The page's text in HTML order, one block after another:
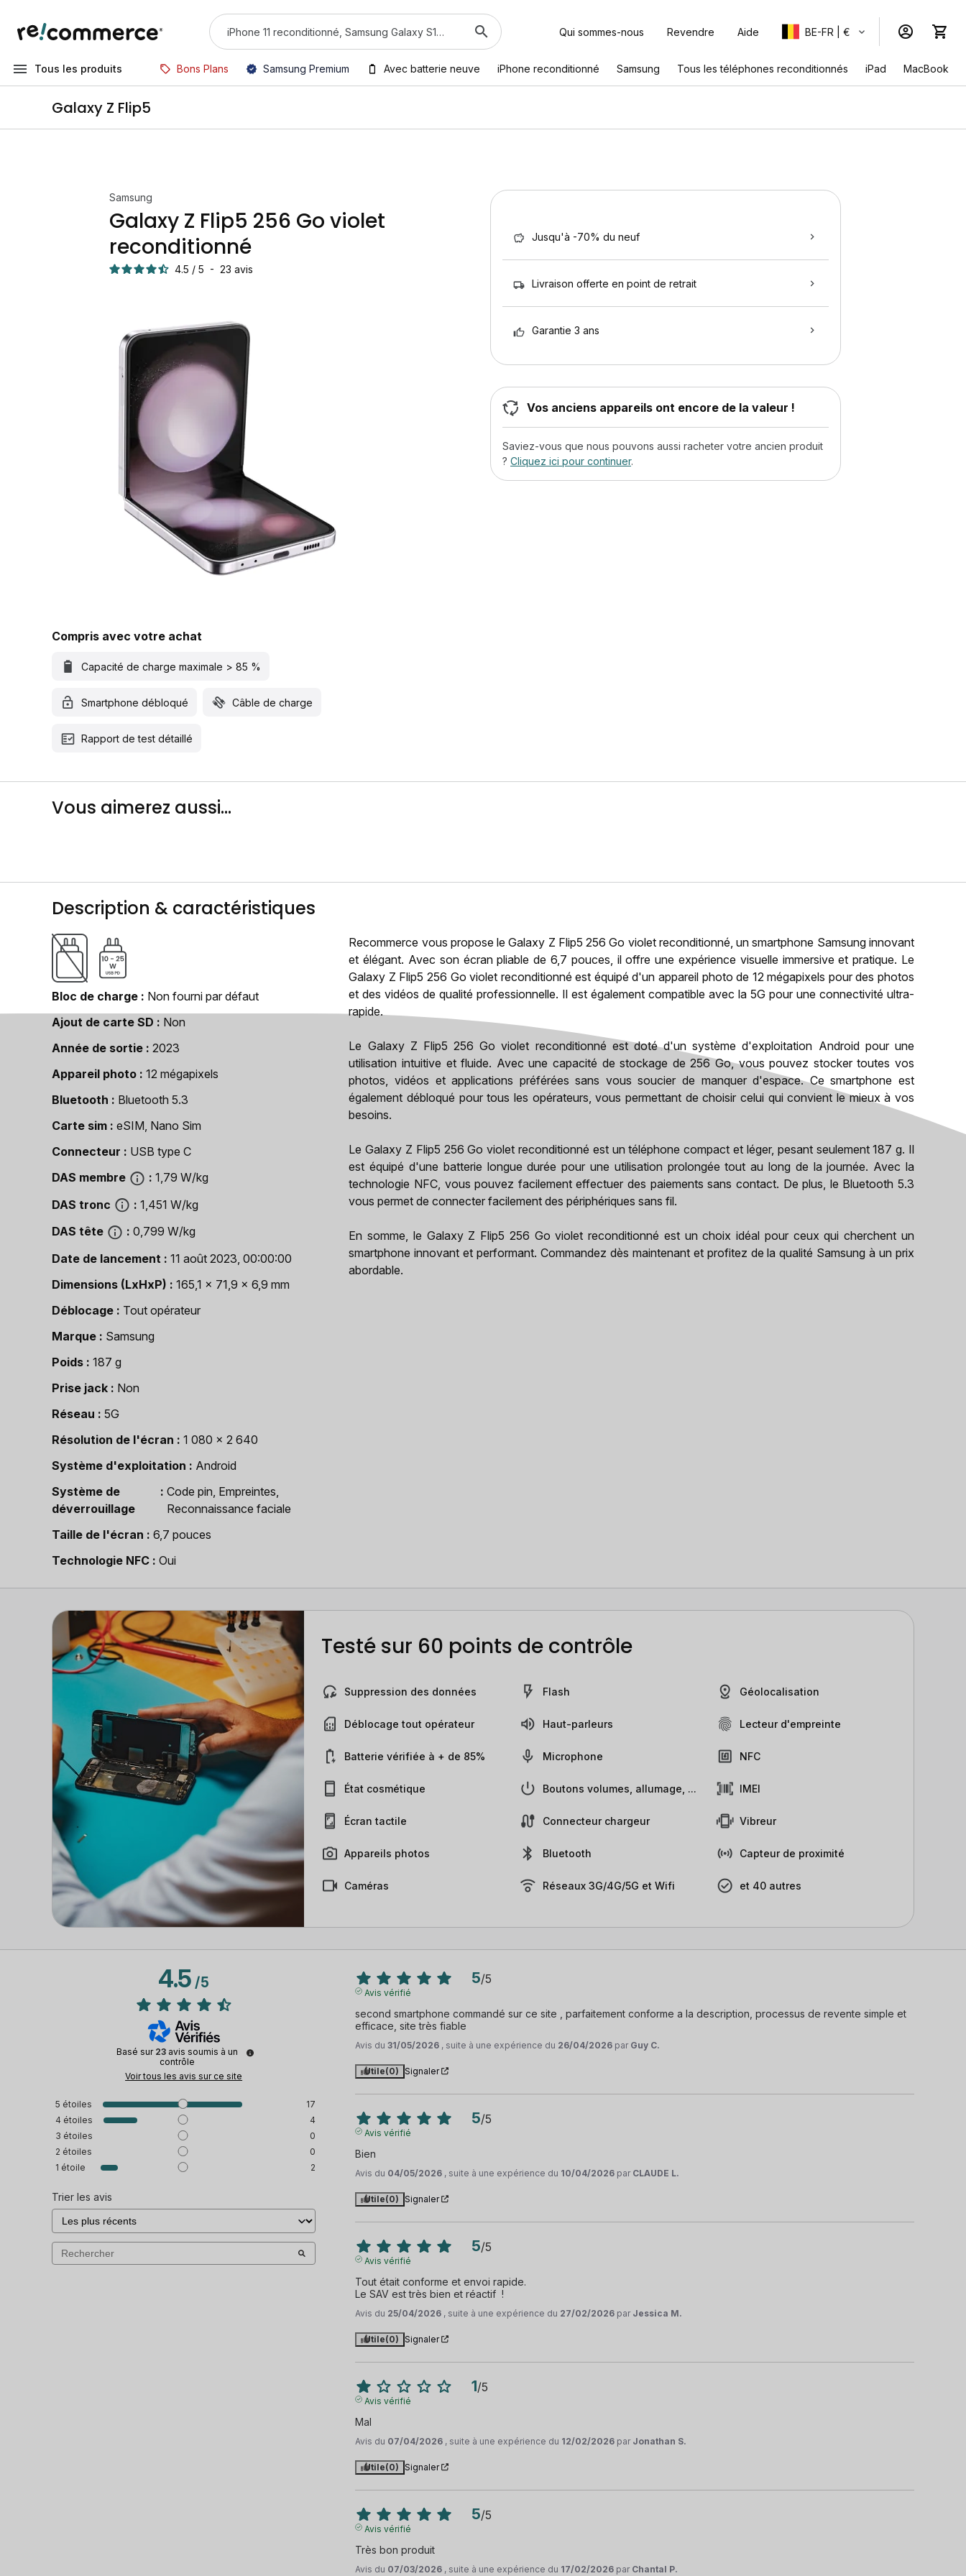
Qui sommes-nous Revendre Aide BE-FR | €
Tous les produits Bons Plans Samsung Premium Avec batterie neuve iPhone reconditionné Samsung Tous les téléphones reconditionnés iPad MacBook
Galaxy Z Flip5
Samsung
Galaxy Z Flip5 256 Go violet
reconditionné
4.5 / 5 - 23 avis
Compris avec votre achat
Capacité de charge maximale > 85 %
Smartphone débloqué Câble de charge
Rapport de test détaillé
Jusqu'à -70% du neuf
Livraison offerte en point de retrait
Garantie 3 ans
Vos anciens appareils ont encore de la valeur !
Saviez-vous que nous pouvons aussi racheter votre ancien produit
? Cliquez ici pour continuer.
Vous aimerez aussi...
Description & caractéristiques
Bloc de charge
Non fourni par défaut
Ajout de carte SD
Non
Année de sortie
2023
Appareil photo
12 mégapixels
Bluetooth
Bluetooth 5.3
Carte sim
eSIM, Nano Sim
Connecteur
USB type C
DAS membre
1,79 W/kg
DAS tronc
1,451 W/kg
DAS tête
0,799 W/kg
Date de lancement
11 août 2023, 00:00:00
Dimensions (LxHxP)
165,1 x 71,9 x 6,9 mm
Déblocage
Tout opérateur
Marque
Samsung
Poids
187 g
Prise jack
Non
Réseau
5G
Résolution de l'écran
1 080 x 2 640
Système d'exploitation
Android
Système de
déverrouillage
Code pin, Empreintes,
Reconnaissance faciale
Taille de l'écran
6,7 pouces
Technologie NFC
Oui
Recommerce vous propose le Galaxy Z Flip5 256 Go violet reconditionné, un smartphone Samsung innovant
et élégant. Avec son écran pliable de 6,7 pouces, il offre une expérience visuelle immersive et pratique. Le
Galaxy Z Flip5 256 Go violet reconditionné est équipé d'un appareil photo de 12 mégapixels pour des photos
et des vidéos de qualité professionnelle. Il est également compatible avec la 5G pour une connectivité ultra-
rapide.
Le Galaxy Z Flip5 256 Go violet reconditionné est doté d'un système d'exploitation Android pour une
utilisation intuitive et fluide. Avec une capacité de stockage de 256 Go, vous pouvez stocker toutes vos
photos, vidéos et applications préférées sans vous soucier de manquer d'espace. Ce smartphone est
également débloqué pour tous les opérateurs, vous permettant de choisir celui qui convient le mieux à vos
besoins.
Le Galaxy Z Flip5 256 Go violet reconditionné est un téléphone compact et léger, pesant seulement 187 g. Il
est équipé d'une batterie longue durée pour une utilisation prolongée tout au long de la journée. Avec la
technologie NFC, vous pouvez facilement effectuer des paiements sans contact. De plus, le Bluetooth 5.3
vous permet de connecter facilement des périphériques sans fil.
En somme, le Galaxy Z Flip5 256 Go violet reconditionné est un choix idéal pour ceux qui cherchent un
smartphone innovant et performant. Commandez dès maintenant et profitez de la qualité Samsung à un prix
abordable.
Testé sur 60 points de contrôle
Suppression des données
Déblocage tout opérateur
Batterie vérifiée à + de 85%
État cosmétique
Écran tactile
Appareils photos
Caméras
Flash
Haut-parleurs
Microphone
Boutons volumes, allumage, ...
Connecteur chargeur
Bluetooth
Réseaux 3G/4G/5G et Wifi
Géolocalisation
Lecteur d'empreinte
NFC
IMEI
Vibreur
Capteur de proximité
et 40 autres
4.5/5
Basé sur 23 avis soumis à un
contrôle
Voir tous les avis sur ce site
5 étoiles
17
4 étoiles
4
3 étoiles
0
2 étoiles
0
1 étoile 2
Trier les avis
5/5
Avis vérifié
second smartphone commandé sur ce site , parfaitement conforme a la description, processus de revente simple et
efficace, site très fiable
Avis du31/05/2026 , suite à une expérience du 26/04/2026 par Guy C.
Utile(0) Signaler
5/5
Avis vérifié
Bien
Avis du 04/05/2026 , suite à une expérience du 10/04/2026 par CLAUDE L.
Utile(0) Signaler
5/5
Avis vérifié
Tout était conforme et envoi rapide.
Le SAV est très bien et réactif  !
Avis du 25/04/2026 , suite à une expérience du 27/02/2026 par Jessica M.
Utile(0) Signaler
1/5
Avis vérifié
Mal
Avis du 07/04/2026 , suite à une expérience du 12/02/2026 par Jonathan S.
Utile(0) Signaler
5/5
Avis vérifié
Très bon produit
Avis du 07/03/2026 , suite à une expérience du 17/02/2026 par Chantal P.